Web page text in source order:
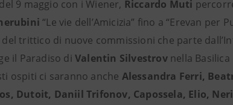
9 maggio con i Wiener, Riccardo Muti
“Le vie dell’Amicizia” fino a “Erevan per
trittico di nuove commissioni che parte
il Paradiso diValentin Silvestrovnella Basilica
ospiti ci saranno anche Alessandra Ferri,
Dutoit, Daniil Trifonov, Capossela, Elio,